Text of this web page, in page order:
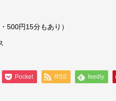
500円15分もあり）
Pocket RSS feedly